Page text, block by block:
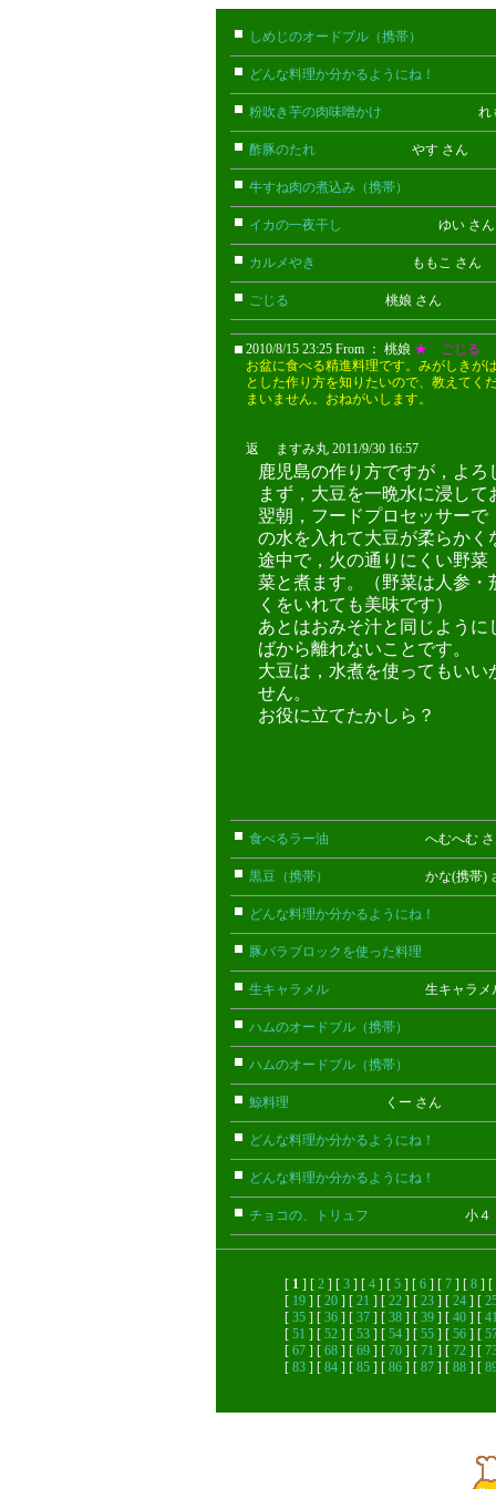
しめじのオードブル（携帯）
どんな料理か分かるようにね！
粉吹き芋の肉味噌かけ れもん
酢豚のたれ やす さん
牛すね肉の煮込み（携帯）
イカの一夜干し ゆい さ
カルメやき ももこ さん
ごじる 桃娘 さん
2010/8/15 23:25 From ： 桃娘 ★ ごじる
お盆に食べる精進料理です。みがしきが
とした作り方を知りたいので、教えてく
まいません。おねがいします。
返 ますみ丸 2011/9/30 16:57
鹿児島の作り方ですが，よろ
まず，大豆を一晩水に浸して
翌朝，フードプロセッサー
の水を入れて大豆が柔らかく
途中で，火の通りにくい野
菜と煮ます。（野菜は人参
くをいれても美味です）
あとはおみそ汁と同じよう
ばから離れないことです。
大豆は，水煮を使ってもい
せん。
お役に立てたかしら？
食べるラー油 へむへむ さ
黒豆（携帯） かな(携帯)
どんな料理か分かるようにね！
豚バラブロックを使った料理
生キャラメル 生キャラメル
ハムのオードブル（携帯）
ハムのオードブル（携帯）
鯨料理 くー さん
どんな料理か分かるようにね！
どんな料理か分かるようにね！
チョコの、トリュフ 小４ さ
[ 1 ] [ 2 ] [ 3 ] [ 4 ] [ 5 ] [ 6 ] [ 7 ] [ 8 ] [
[ 19 ] [ 20 ] [ 21 ] [ 22 ] [ 23 ] [ 24 ] [
[ 35 ] [ 36 ] [ 37 ] [ 38 ] [ 39 ] [ 40 ] [
[ 51 ] [ 52 ] [ 53 ] [ 54 ] [ 55 ] [ 56 ] [
[ 67 ] [ 68 ] [ 69 ] [ 70 ] [ 71 ] [ 72 ] [
[ 83 ] [ 84 ] [ 85 ] [ 86 ] [ 87 ] [ 88 ] [